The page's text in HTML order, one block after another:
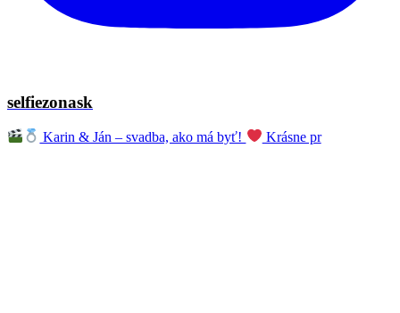
selfiezonask
Karin & Ján – svadba, ako má byť! Krásne pr